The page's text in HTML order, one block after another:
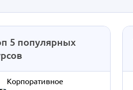
5 популярных
Корпоративное